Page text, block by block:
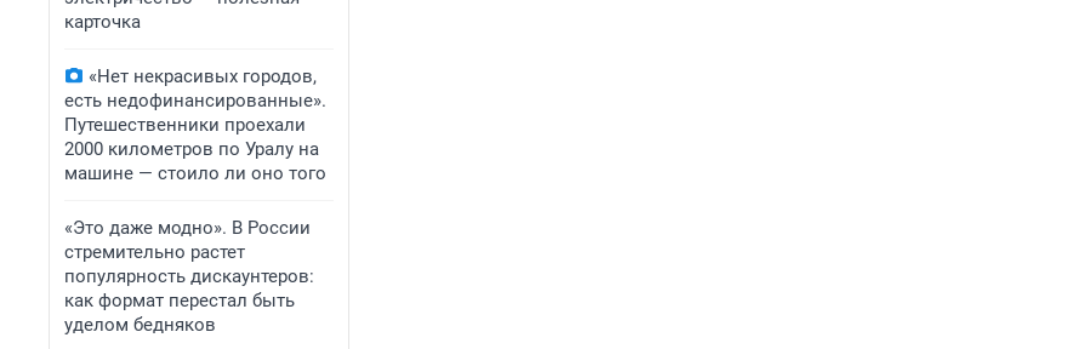
карточка
«Нет некрасивых городов,
есть недофинансированные».
Путешественники проехали
2000 километров по Уралу на
машине — стоило ли оно того
«Это даже модно». В России
стремительно растет
популярность дискаунтеров:
как формат перестал быть
уделом бедняков